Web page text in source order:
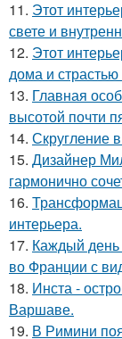
11. Этот
свете и
12. Этот
дома и страстью
13. Главная
высотой почти
14. Скругление
15. Дизайнер
гармонично
16.
интерьера.
17. Каждый
во Франции с
18. Инста -
Варшаве.
19. В Римини